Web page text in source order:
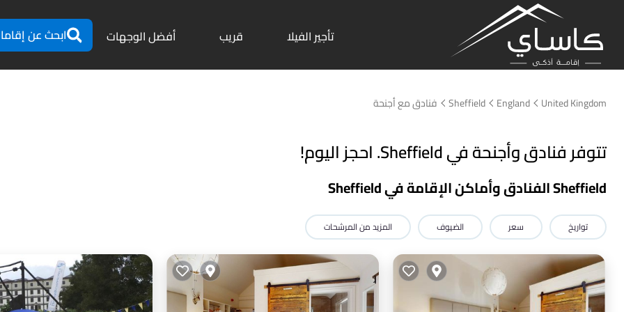
تأجير الفيلا قريب أفضل الوجهات ابحث عن
United Kingdom
England
Sheffield فنادق مع أجنحة
تتوفر فنادق وأجنحة في Sheffield. احجز اليوم!
Sheffield الفنادق وأماكن الإقامة في Sheffield
تواريخ سعر الضيوف المزيد من المرشحات